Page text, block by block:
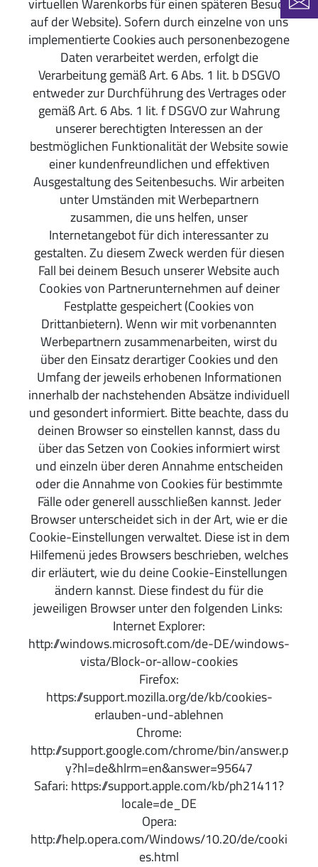
auf der Website). Sofern durch einzelne von uns
implementierte Cookies auch personenbezogene
Daten verarbeitet werden, erfolgt die
Verarbeitung gemäß Art. 6 Abs. 1 lit. b DSGVO
entweder zur Durchführung des Vertrages oder
gemäß Art. 6 Abs. 1 lit. f DSGVO zur Wahrung
unserer berechtigten Interessen an der
bestmöglichen Funktionalität der Website sowie
einer kundenfreundlichen und effektiven
Ausgestaltung des Seitenbesuchs. Wir arbeiten
unter Umständen mit Werbepartnern
zusammen, die uns helfen, unser
Internetangebot für dich interessanter zu
gestalten. Zu diesem Zweck werden für diesen
Fall bei deinem Besuch unserer Website auch
Cookies von Partnerunternehmen auf deiner
Festplatte gespeichert (Cookies von
Drittanbietern). Wenn wir mit vorbenannten
Werbepartnern zusammenarbeiten, wirst du
über den Einsatz derartiger Cookies und den
Umfang der jeweils erhobenen Informationen
innerhalb der nachstehenden Absätze individuell
und gesondert informiert. Bitte beachte, dass du
deinen Browser so einstellen kannst, dass du
über das Setzen von Cookies informiert wirst
und einzeln über deren Annahme entscheiden
oder die Annahme von Cookies für bestimmte
Fälle oder generell ausschließen kannst. Jeder
Browser unterscheidet sich in der Art, wie er die
Cookie-Einstellungen verwaltet. Diese ist in dem
Hilfemenü jedes Browsers beschrieben, welches
dir erläutert, wie du deine Cookie-Einstellungen
ändern kannst. Diese findest du für die
jeweiligen Browser unter den folgenden Links:
Internet Explorer:
http://windows.microsoft.com/de-DE/windows-
vista/Block-or-allow-cookies
Firefox:
https://support.mozilla.org/de/kb/cookies-
erlauben-und-ablehnen
Chrome:
http://support.google.com/chrome/bin/answer.p
y?hl=de&hlrm=en&answer=95647
Safari: https://support.apple.com/kb/ph21411?
locale=de_DE
Opera:
http://help.opera.com/Windows/10.20/de/cooki
es.html